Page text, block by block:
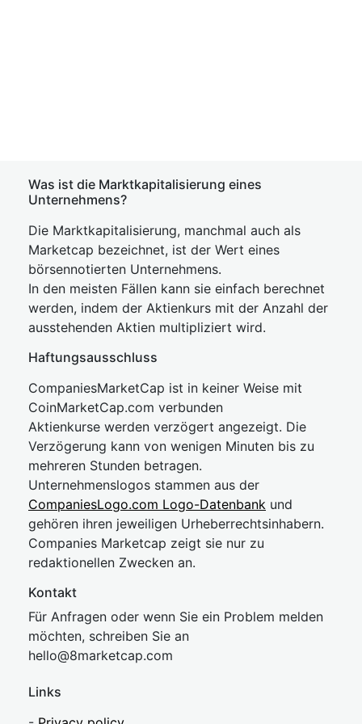
Was ist die Marktkapitalisierung eines
Unternehmens?
Die Marktkapitalisierung, manchmal auch als
Marketcap bezeichnet, ist der Wert eines
börsennotierten Unternehmens.
In den meisten Fällen kann sie einfach berechnet
werden, indem der Aktienkurs mit der Anzahl der
ausstehenden Aktien multipliziert wird.
Haftungsausschluss
CompaniesMarketCap ist in keiner Weise mit
CoinMarketCap.com verbunden
Aktienkurse werden verzögert angezeigt. Die
Verzögerung kann von wenigen Minuten bis zu
mehreren Stunden betragen.
Unternehmenslogos stammen aus der
CompaniesLogo.com Logo-Datenbank und
gehören ihren jeweiligen Urheberrechtsinhabern.
Companies Marketcap zeigt sie nur zu
redaktionellen Zwecken an.
Kontakt
Für Anfragen oder wenn Sie ein Problem melden
möchten, schreiben Sie an
hello@8marketcap.com
Links